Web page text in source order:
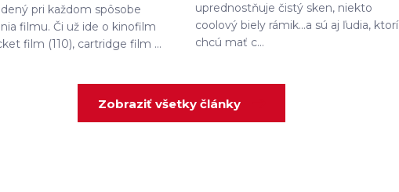
pri každom spôsobe
filmu. Či už ide o kinofilm
film (110), cartridge film ...
uprednostňuje čistý sken, niekto
coolový biely rámik...a sú aj ľudia, ktorí
chcú mať c...
Zobraziť všetky články